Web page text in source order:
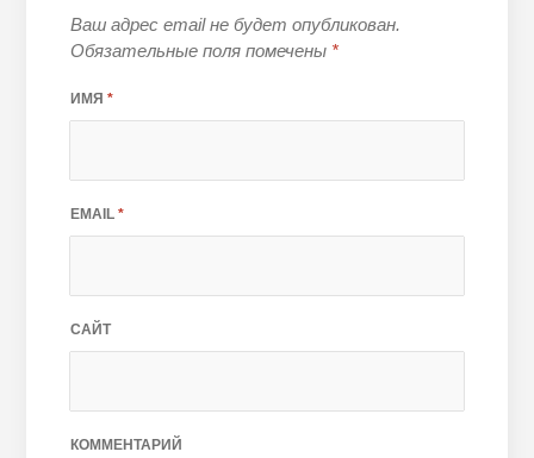
Ваш адрес email не будет опубликован.
Обязательные поля помечены *
ИМЯ *
EMAIL *
САЙТ
КОММЕНТАРИЙ